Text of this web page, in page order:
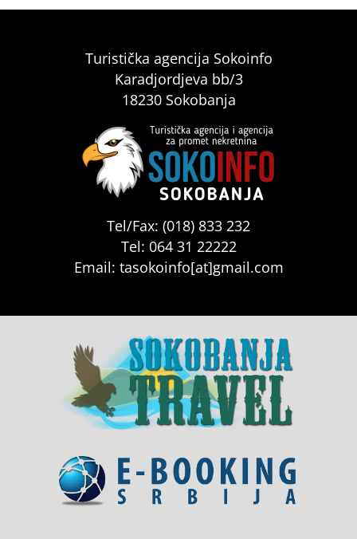
Turistička agencija Sokoinfo
Karadjordjeva bb/3
18230 Sokobanja
Tel/Fax: (018) 833 232
Tel: 064 31 22222
Email: tasokoinfo[at]gmail.com